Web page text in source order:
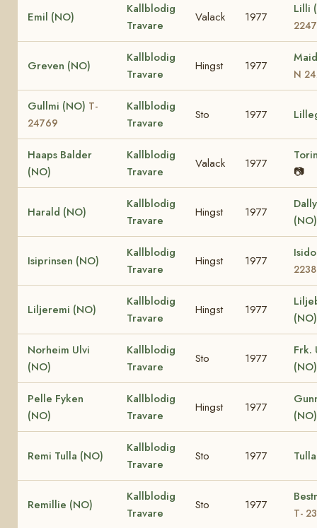
Emil (NO)
Kallblodig
Travare
Valack 1977
Lilli
Greven (NO)
Kallblodig
Travare
Hingst 1977
N
Gullmi (NO) T-
24769
Kallblodig
Travare
Sto 1977
Haaps Balder
(NO)
Kallblodig
Travare
Valack 1977
📷
Harald (NO)
Kallblodig
Travare
Hingst 1977
(NO)
Isiprinsen (NO)
Kallblodig
Travare
Hingst 1977
Liljeremi (NO)
Kallblodig
Travare
Hingst 1977
(NO)
Norheim Ulvi
(NO)
Kallblodig
Travare
Sto 1977
Frk.
(NO)
Pelle Fyken
(NO)
Kallblodig
Travare
Hingst 1977
(NO)
Remi Tulla (NO)
Kallblodig
Travare
Sto 1977
Remillie (NO)
Kallblodig
Travare
Sto 1977
T-